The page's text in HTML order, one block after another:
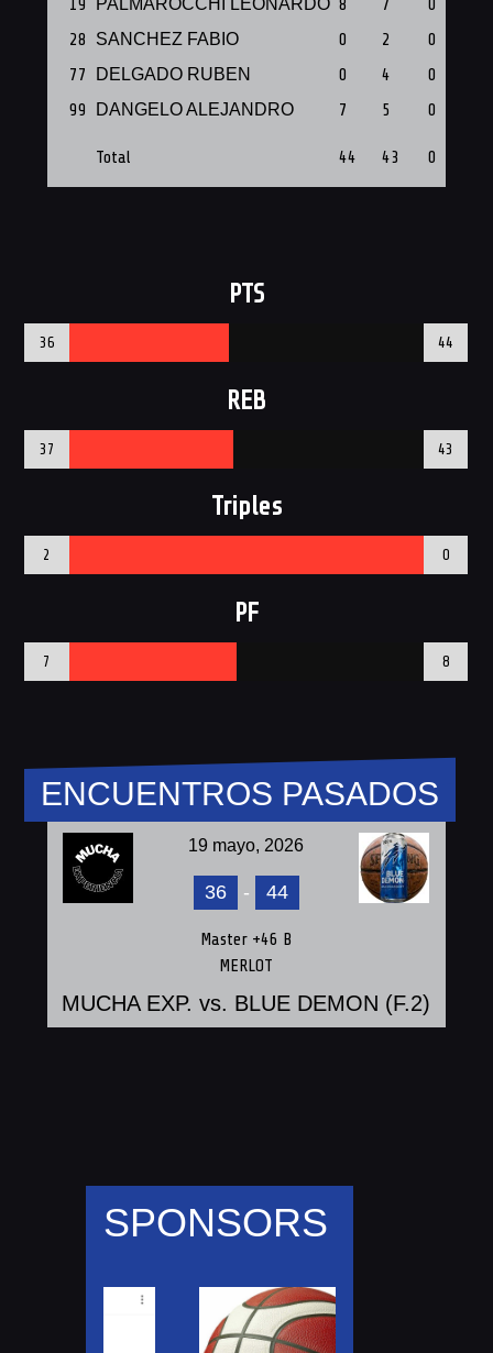
19 PALMAROCCHI LEONARDO 8 7
0
28
SANCHEZ FABIO 0 2
0
77
DELGADO RUBEN 0 4
0
99
DANGELO ALEJANDRO 7 5 0
Total 44 43 0
PTS
36 44
REB
37 43
Triples
2 0
PF
7 8
ENCUENTROS PASADOS
19 mayo, 2026
36 - 44
Master +46 B
MERLOT
MUCHA EXP. vs. BLUE DEMON (F.2)
SPONSORS